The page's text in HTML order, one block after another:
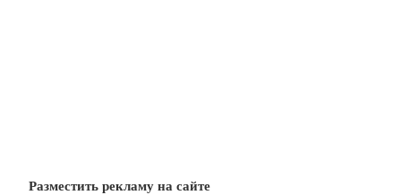
Разместить рекламу на сайте